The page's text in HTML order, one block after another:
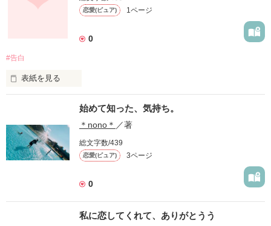
恋愛(ピュア) 1ページ
0
#告白
表紙を見る
そんなときに出会ったのは周。
1つ年上だけど気さくに話しかけてくれた。
憂はそんな周に惹かれ、恋をする。
それで告白した。
だけど、無理だった
その日から二人は気まずくなり、距離をとっていった。
最後に待ち受けていた運命とは…
始めて知った、気持ち。
＊nono＊ ／著
総文字数/439
恋愛(ピュア) 3ページ
0
私に恋してくれて、ありがとうう